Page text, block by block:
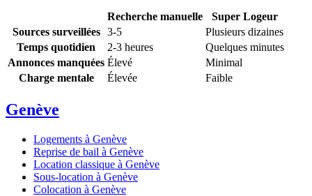
Recherche manuelle
Super Logeur
Sources surveillées
3-5
Plusieurs dizaines
Temps quotidien
2-3 heures
Quelques minutes
Annonces manquées Élevé
Minimal
Charge mentale
Élevée Faible
Genève
Logements à Genève
Reprise de bail à Genève
Location classique à Genève
Sous-location à Genève
Colocation à Genève